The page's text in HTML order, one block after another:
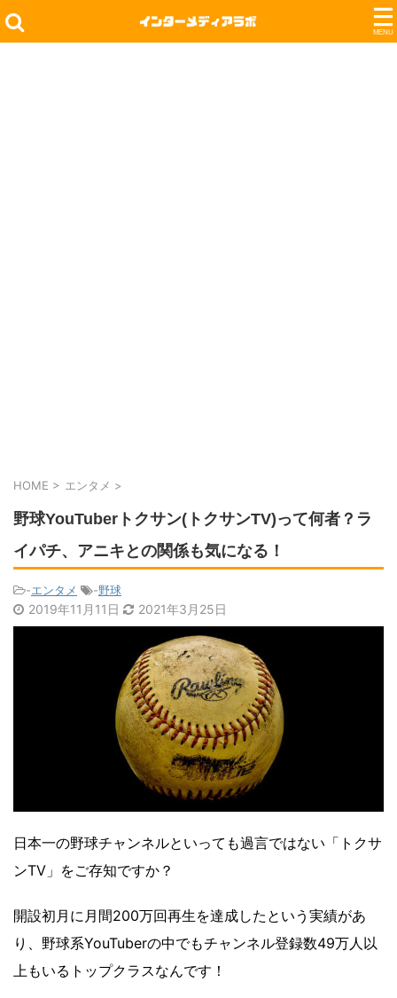
HOME > エンタメ >
野球YouTuberトクサン(トクサンTV)って何者？ラ
イパチ、アニキとの関係も気になる！
-エンタメ -野球
2019年11月11日 2021年3月25日
日本一の野球チャンネルといっても過言ではない「トクサ
ンTV」をご存知ですか？
開設初月に月間200万回再生を達成したという実績があ
り、野球系YouTuberの中でもチャンネル登録数49万人以
上もいるトップクラスなんです！